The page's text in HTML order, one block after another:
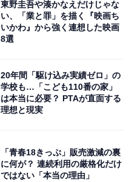
東野圭吾や湊かなえだけじゃな
い、「業と罪」を描く『映画ち
いかわ』から強く連想した映画
8選
20年間「駆け込み実績ゼロ」の
学校も…「こども110番の家」
は本当に必要？ PTAが直面する
理想と現実
「青春18きっぷ」販売激減の裏
に何が？ 連続利用の厳格化だけ
ではない「本当の理由」